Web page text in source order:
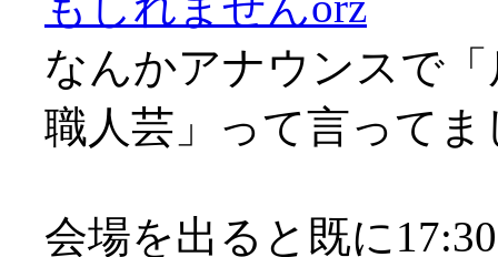
なんかアナウンスで
職人芸」って言って
会場を出ると既に